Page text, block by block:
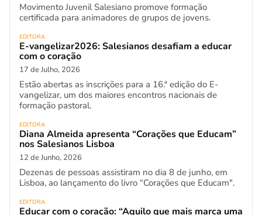
Movimento Juvenil Salesiano promove formação
certificada para animadores de grupos de jovens.
EDITORA
E-vangelizar2026: Salesianos desafiam a educar
com o coração
17 de Julho, 2026
Estão abertas as inscrições para a 16.ª edição do E-
vangelizar, um dos maiores encontros nacionais de
formação pastoral.
EDITORA
Diana Almeida apresenta “Corações que Educam”
nos Salesianos Lisboa
12 de Junho, 2026
Dezenas de pessoas assistiram no dia 8 de junho, em
Lisboa, ao lançamento do livro “Corações que Educam".
EDITORA
Educar com o coração: “Aquilo que mais marca uma